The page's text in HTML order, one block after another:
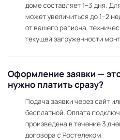
доме составляет 1–3 дня.
может увеличиться до 1–2
от вашего региона,
текущей загруженности
Оформление заявки —
нужно платить сразу?
Подача заявки через сайт
бесплатной. Оплата
произведена в течение 3
договора с Ростелеком.